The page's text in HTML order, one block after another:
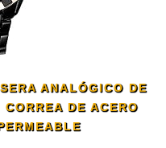
ANALÓGICO DE
DE ACERO